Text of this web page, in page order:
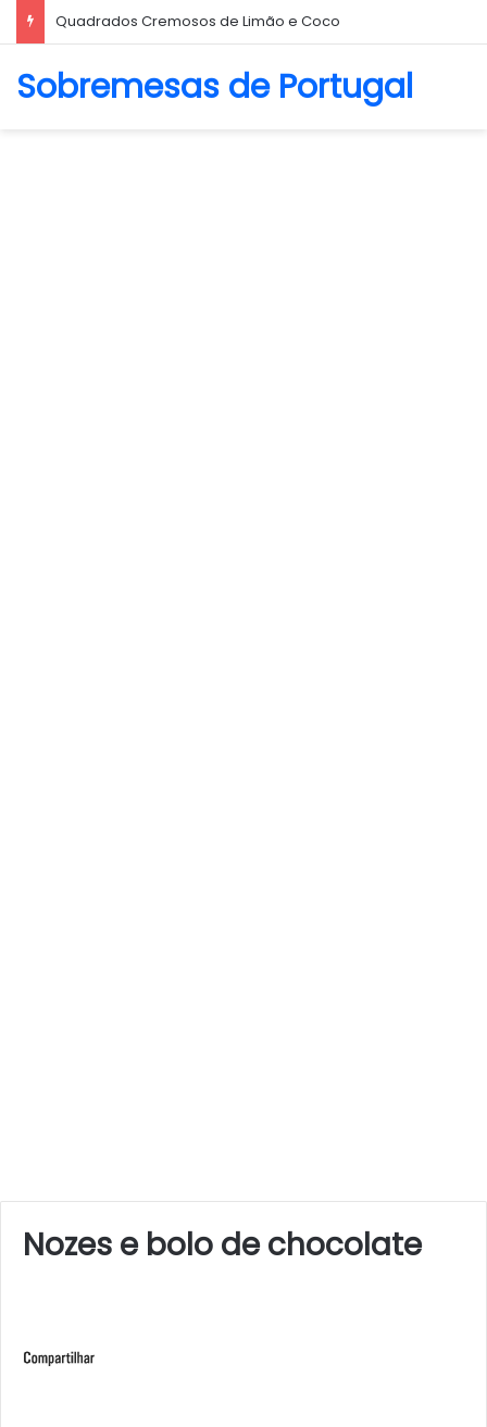
Quadrados Cremosos de Limão e Coco
Sobremesas de Portugal
Nozes e bolo de chocolate